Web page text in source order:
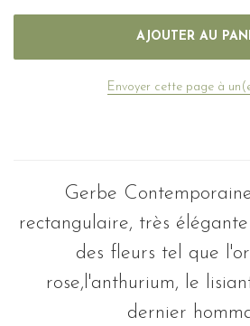
Envoyer cette page à
Gerbe
rectangulaire, très
des fleurs tel que
rose,l'anthurium, le
dernier